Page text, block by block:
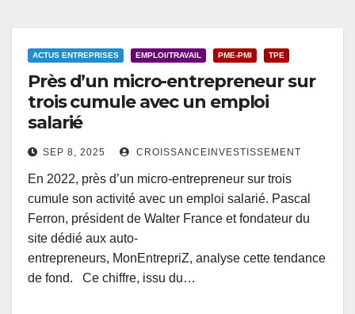
ACTUS ENTREPRISES EMPLOI/TRAVAIL PME-PMI TPE
Près d’un micro-entrepreneur sur
trois cumule avec un emploi
salarié
SEP 8, 2025 CROISSANCEINVESTISSEMENT
En 2022, près d’un micro-entrepreneur sur trois
cumule son activité avec un emploi salarié. Pascal
Ferron, président de Walter France et fondateur du
site dédié aux auto-
entrepreneurs, MonEntrepriZ, analyse cette tendance
de fond. Ce chiffre, issu du…